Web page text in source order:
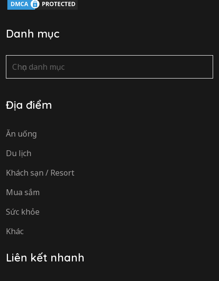
Danh mục
Danh
mục
Địa điểm
Ăn uống
Du lịch
Khách sạn / Resort
Mua sắm
Sức khỏe
Khác
Liên kết nhanh